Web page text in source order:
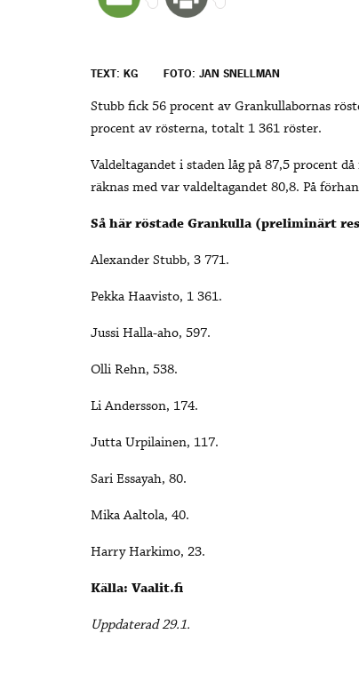
TEXT: KG FOTO: JAN SNELLMAN
Stubb fick 56 procent av Grankullabornas
procent av rösterna, totalt 1 361 röster.
Valdeltagandet i staden låg på 87,5 procent
räknas med var valdeltagandet 80,8. På
Så här röstade Grankulla (preliminärt
Alexander Stubb, 3 771.
Pekka Haavisto, 1 361.
Jussi Halla-aho, 597.
Olli Rehn, 538.
Li Andersson, 174.
Jutta Urpilainen, 117.
Sari Essayah, 80.
Mika Aaltola, 40.
Harry Harkimo, 23.
Källa: Vaalit.fi
Uppdaterad 29.1.